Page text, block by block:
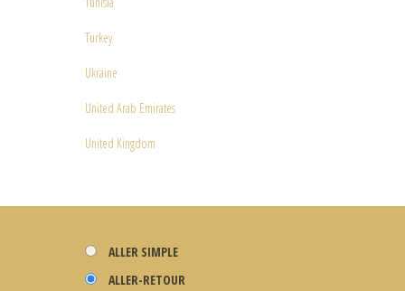
Turkey
Ukraine
United Arab Emirates
United Kingdom
ALLER SIMPLE
ALLER-RETOUR